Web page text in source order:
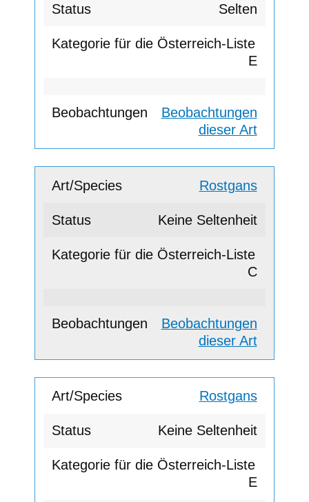
Selten
E
Beobachtungen
dieser Art
Rostgans
Keine Seltenheit
C
Beobachtungen
dieser Art
Rostgans
Keine Seltenheit
E